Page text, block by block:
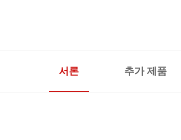
서론 추가 제품